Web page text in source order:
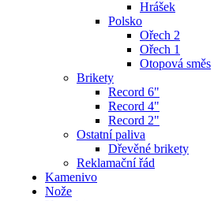
Hrášek
Polsko
Ořech 2
Ořech 1
Otopová směs
Brikety
Record 6"
Record 4"
Record 2"
Ostatní paliva
Dřevěné brikety
Reklamační řád
Kamenivo
Nože